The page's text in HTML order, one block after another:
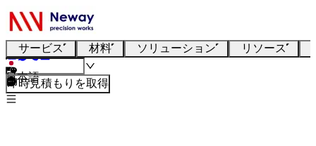
サービス 材料 ソリューション リソース
日本語
即時見積もりを取得